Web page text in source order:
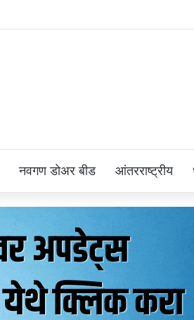
नवगण डोअर बीड आंतरराष्ट्रीय